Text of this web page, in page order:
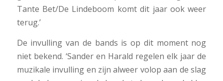
Tante Bet/De Lindeboom komt dit jaar ook weer
terug.’
De invulling van de bands is op dit moment nog
niet bekend. ‘Sander en Harald regelen elk jaar de
muzikale invulling en zijn alweer volop aan de slag